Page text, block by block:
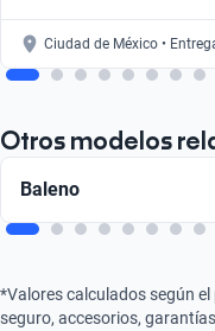
Ciudad de México •
Otros modelos
Baleno
*Valores calculados según
seguro, accesorios,